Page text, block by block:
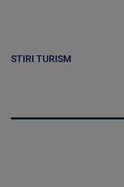
STIRI TURISM